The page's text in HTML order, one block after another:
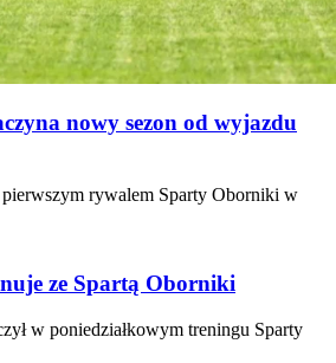
nowy sezon od wyjazdu
rywalem Sparty Oborniki w
ze Spartą Oborniki
w poniedziałkowym treningu Sparty